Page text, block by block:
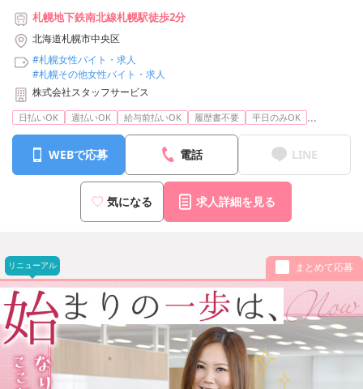
札幌地下鉄南北線札幌駅徒歩2分
北海道札幌市中央区
#札幌女性バイト・求人
#札幌その他女性バイト・求人
株式会社スタッフサービス
日払いOK 週払いOK 給与前払いOK 履歴書不要 平日のみOK ...
WEBで応募 電話 LINE
気になる 求人詳細を見る
リニューアル まとめて応募